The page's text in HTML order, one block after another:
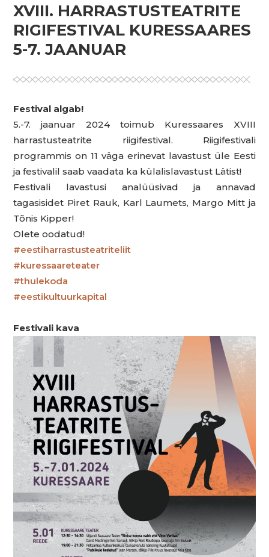
XVIII. HARRASTUSTEATRITE
RIGIFESTIVAL KURESSAARES
5-7. JAANUAR
Festival algab!
5.-7. jaanuar 2024 toimub Kuressaares XVIII
harrastusteatrite riigifestival. Riigifestivali
programmis on 11 väga erinevat lavastust üle Eesti
ja festivalil saab vaadata ka külalislavastust Lätist!
Festivali lavastusi analüüsivad ja annavad
tagasisidet Piret Rauk, Karl Laumets, Margo Mitt ja
Tõnis Kipper!
Olete oodatud!
#eestiharrastusteatriteliit
#kuressaareteater
#thulekoda
#eestikultuurkapital
Festivali kava